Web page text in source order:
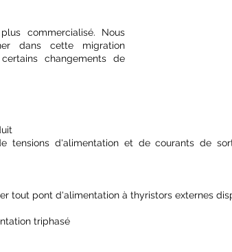
commercialisé. Nous
dans cette migration
changements de
tensions d'alimentation et de courants de
tout pont d'alimentation à thyristors externes
triphasé